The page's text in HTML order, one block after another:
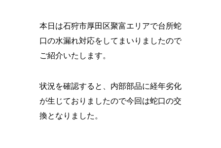
本日は石狩市厚田区聚富エリアで台所蛇
口の水漏れ対応をしてまいりましたので
ご紹介いたします。
状況を確認すると、内部部品に経年劣化
が生じておりましたので今回は蛇口の交
換となりました。